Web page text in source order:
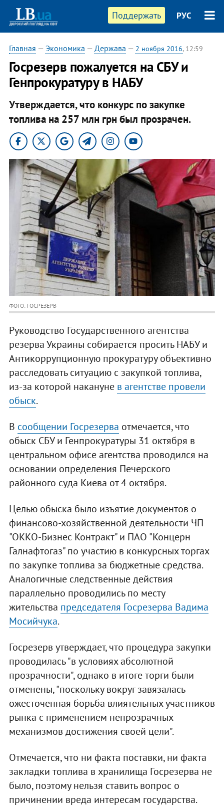
Поддержать РУС
Главная — Экономика — Держава — 2 ноября 2016, 12:59
Госрезерв пожалуется на СБУ и
Генпрокуратуру в НАБУ
Утверждается, что конкурс по закупке
топлива на 257 млн грн был прозрачен.
ФОТО: ГОСРЕЗЕРВ
Руководство Государственного агентства
резерва Украины собирается просить НАБУ и
Антикоррупционную прокуратуру объективно
расследовать ситуацию с закупкой топлива,
из-за которой накануне в агентстве провели
обыск.
В сообщении Госрезерва отмечается, что
обыск СБУ и Генпрокуратуры 31 октября в
центральном офисе агентства проводился на
основании определения Печерского
районного суда Киева от 4 октября.
Целью обыска было изъятие документов о
финансово-хозяйственной деятельности ЧП
"ОККО-Бизнес Контракт" и ПАО "Концерн
Галнафтогаз" по участию в конкурсных торгах
по закупке топлива за бюджетные средства.
Аналогичные следственные действия
параллельно проводились по месту
жительства председателя Госрезерва Вадима
Мосийчука.
Госрезерв утверждает, что процедура закупки
проводилась "в условиях абсолютной
прозрачности", однако в итоге торги были
отменены, "поскольку вокруг завязалась
ожесточенная борьба влиятельных участников
рынка с применением непрозрачных
механизмов достижения своей цели".
Отмечается, что ни факта поставки, ни факта
закладки топлива в хранилища Госрезерва не
было, поэтому нельзя ставить вопрос о
причинении вреда интересам государства.